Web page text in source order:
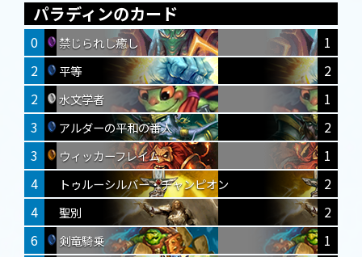
パラディンのカード
0 禁じられし癒し
1
2
平等
2
2
水文学者
1
3
アルダーの平和の番人
2
3
ウィッカーフレイム
1
4
トゥルーシルバー・チャンピオン
2
4
聖別
2
6
剣竜騎乗
1